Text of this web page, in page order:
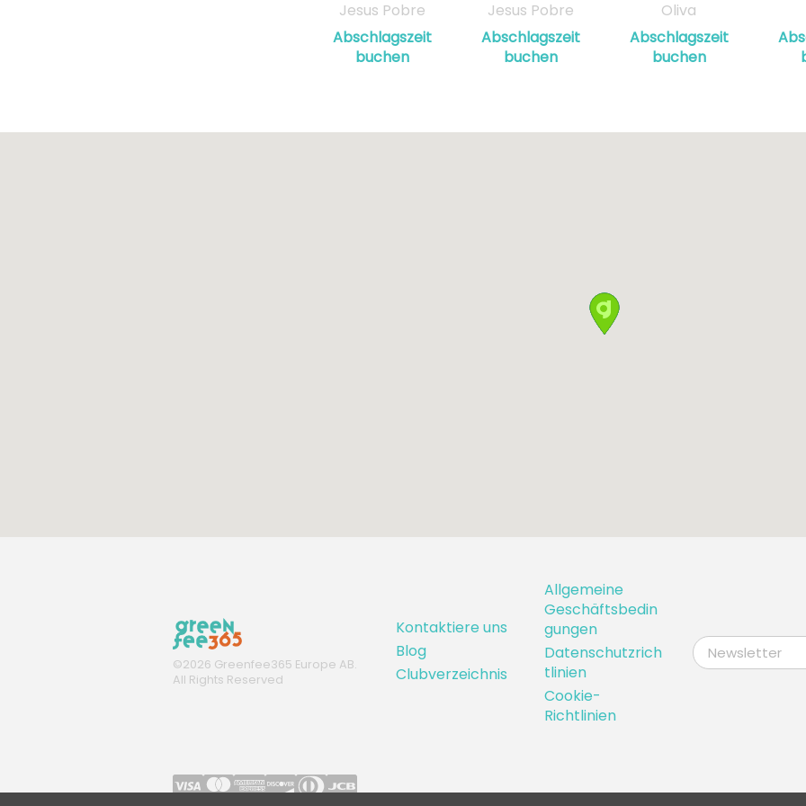
Jesus Pobre
Abschlagszeit
buchen
Jesus Pobre
Abschlagszeit
buchen
Oliva
Abschlagszeit
buchen
©2026 Greenfee365 Europe AB.
All Rights Reserved
Kontaktiere uns
Blog
Clubverzeichnis
Allgemeine
Geschäftsbedin
gungen
Datenschutzrich
tlinien
Cookie-
Richtlinien